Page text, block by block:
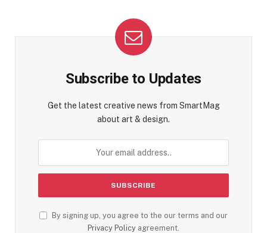
Subscribe to Updates
Get the latest creative news from SmartMag
about art & design.
By signing up, you agree to the our terms and our
Privacy Policy agreement.